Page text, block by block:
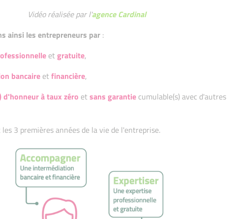
Vidéo réalisée par l'agence Cardinal
ainsi les entrepreneurs par :
etgratuite,
bancaire etfinancière,
d'honneur à taux zéro etsans garantie cumulable(s) avec d'autres
3 premières années de la vie de l'entreprise.